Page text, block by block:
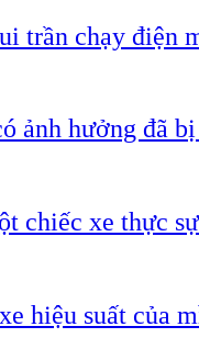
trần chạy điện
ảnh hưởng đã
chiếc xe thực
hiệu suất của